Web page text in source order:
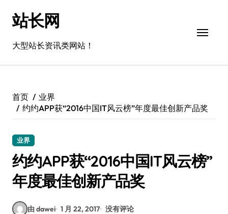
站长网
大型站长资讯类网站！
首页
业界
约约APP获“2016中国IT风云榜”年度最佳创新产品奖
业界
约约APP获“2016中国IT风云榜”
年度最佳创新产品奖
由 dawei 1 月 22, 2017 没有评论